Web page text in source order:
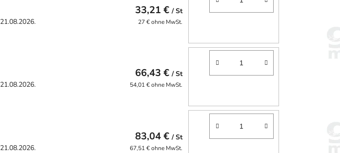
21.08.2026.
33,21 € / St
27 € ohne MwSt.
21.08.2026.
66,43 € / St
54,01 € ohne MwSt.
21.08.2026.
83,04 € / St
67,51 € ohne MwSt.